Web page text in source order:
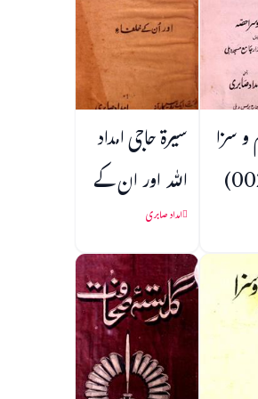
سزا سیرۃ حاجی امداد
اللہ اور ان کے
خلفا
امداد صابری